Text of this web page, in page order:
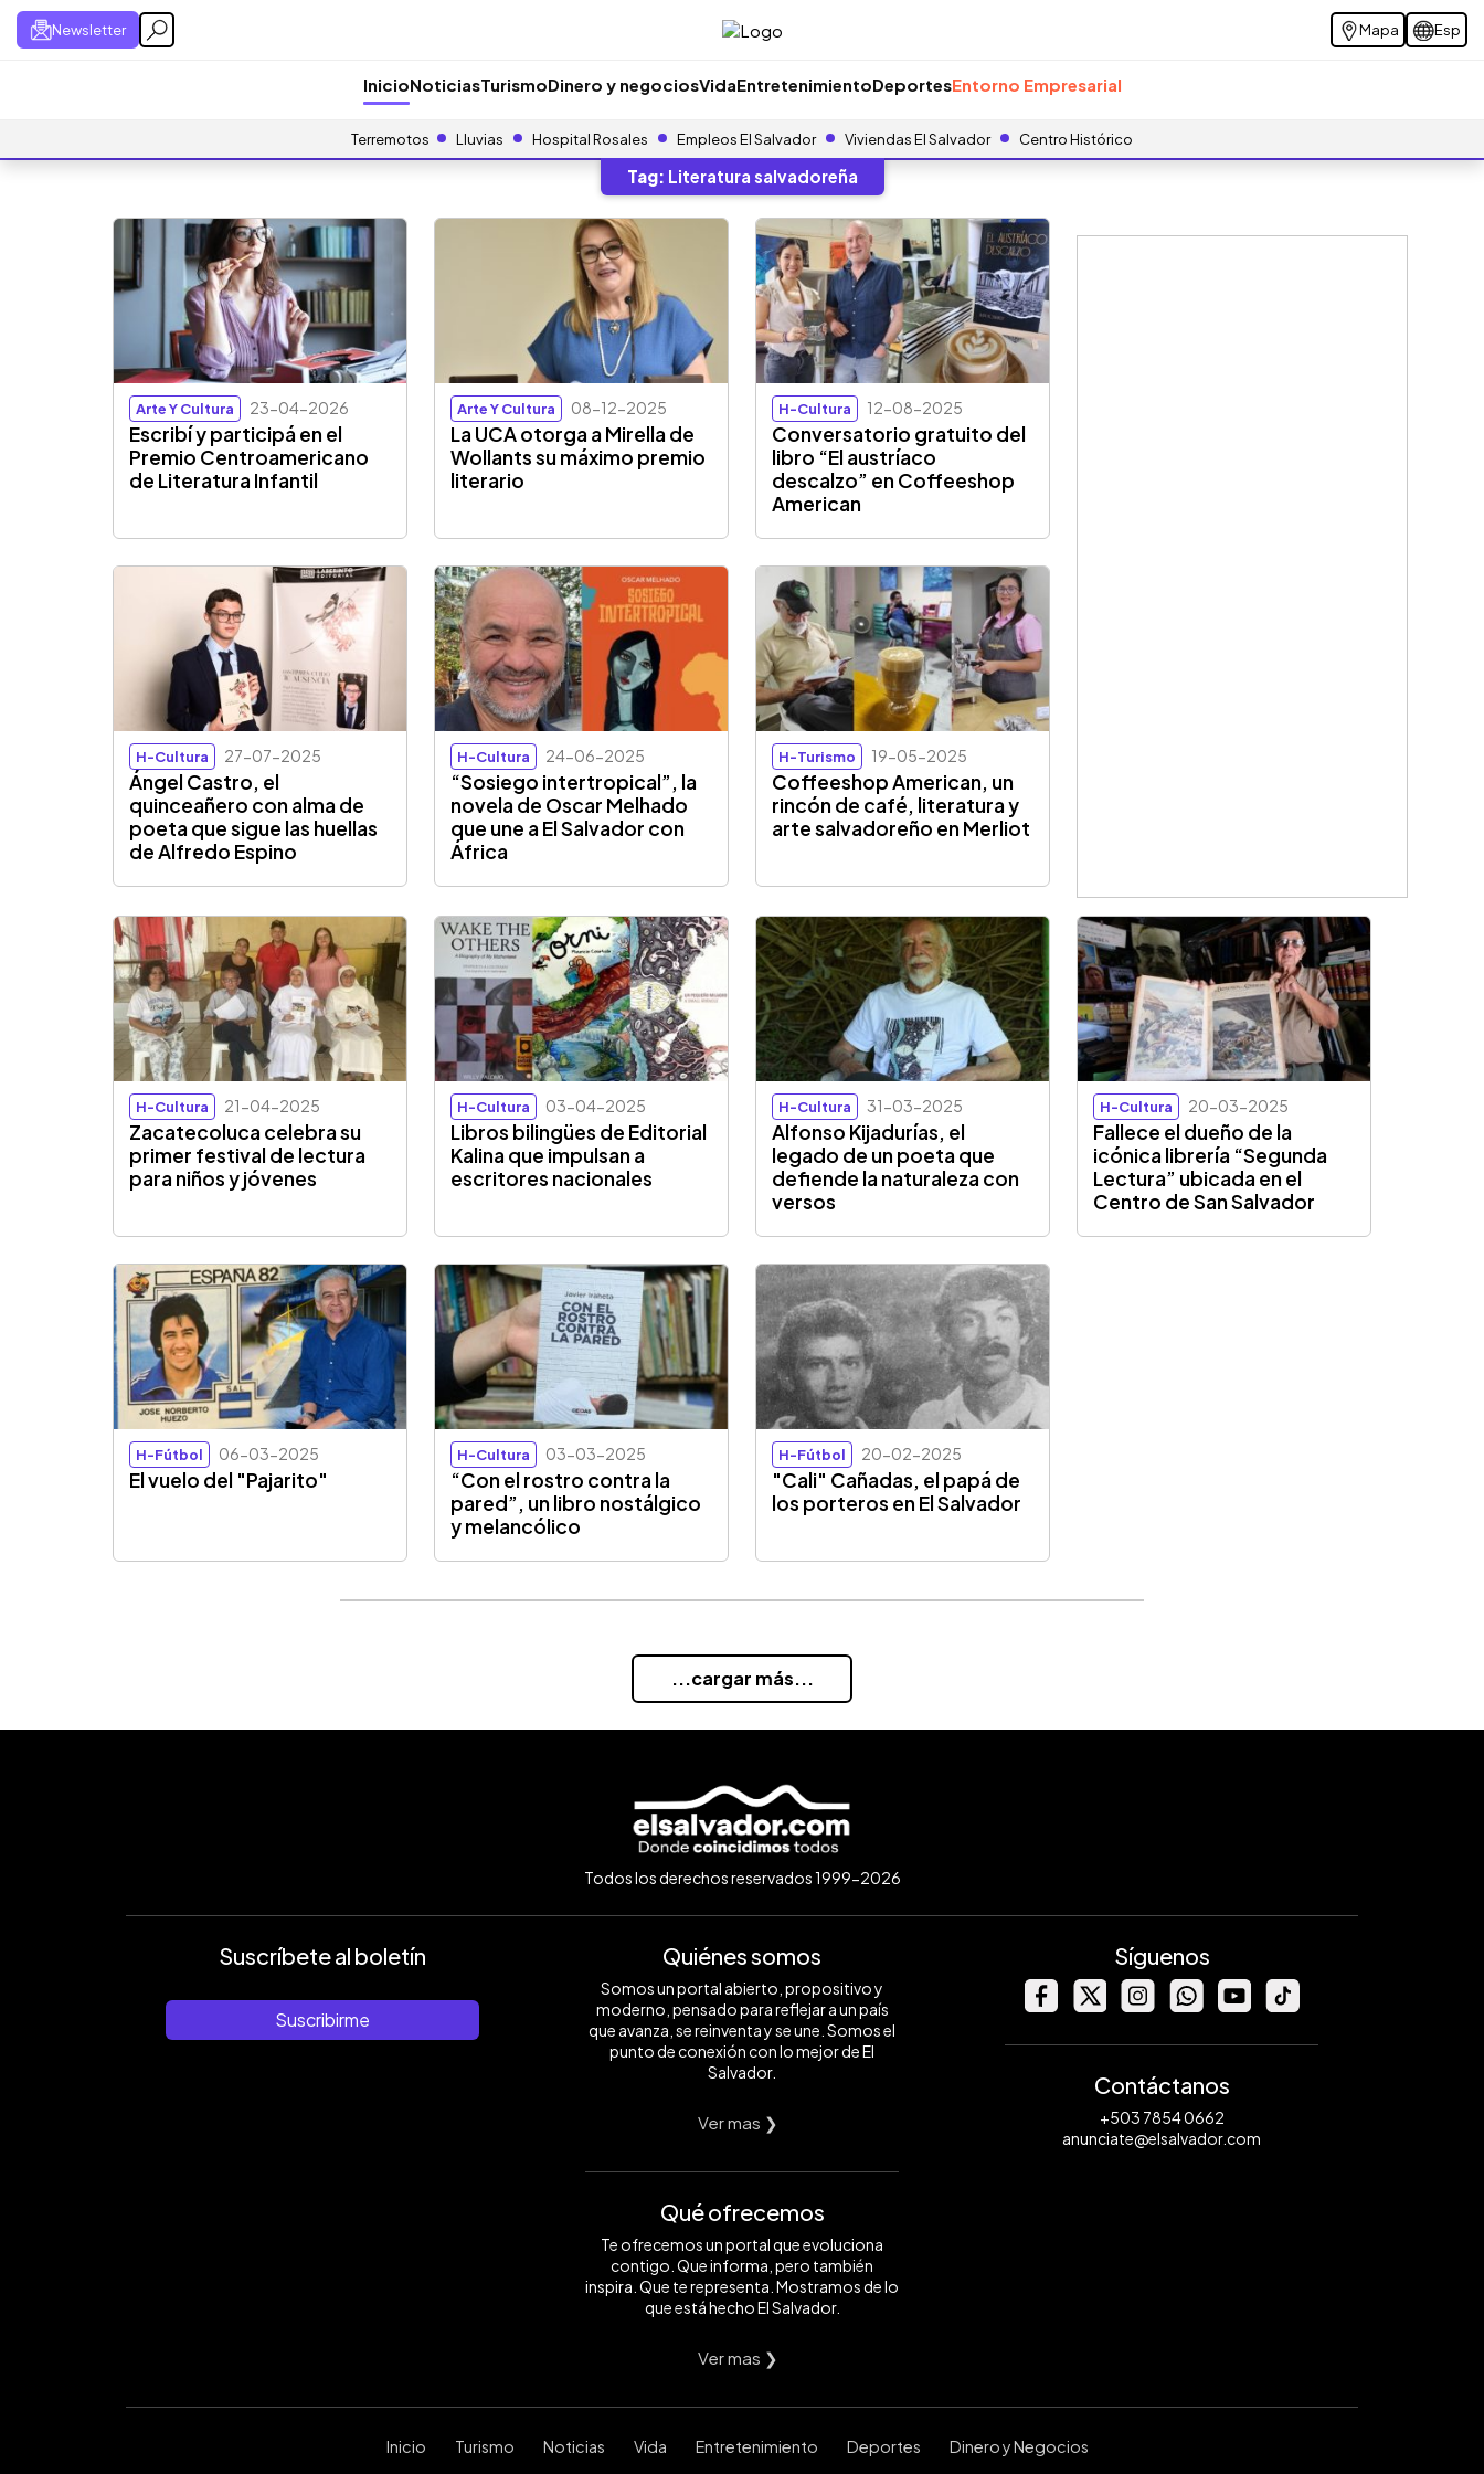
Newsletter Mapa Esp
InicioNoticiasTurismoDinero y negociosVidaEntretenimientoDeportesEntorno Empresarial
Terremotos Lluvias Hospital Rosales Empleos El Salvador Viviendas El Salvador Centro Histórico
Tag: Literatura salvadoreña
Arte Y Cultura 23-04-2026
Escribí y participá en el
Premio Centroamericano
de Literatura Infantil
Arte Y Cultura 08-12-2025
La UCA otorga a Mirella de
Wollants su máximo premio
literario
H-Cultura 12-08-2025
Conversatorio gratuito del
libro “El austríaco
descalzo” en Coffeeshop
American
H-Cultura 27-07-2025
Ángel Castro, el
quinceañero con alma de
poeta que sigue las huellas
de Alfredo Espino
H-Cultura 24-06-2025
“Sosiego intertropical”, la
novela de Oscar Melhado
que une a El Salvador con
África
H-Turismo 19-05-2025
Coffeeshop American, un
rincón de café, literatura y
arte salvadoreño en Merliot
H-Cultura 21-04-2025
Zacatecoluca celebra su
primer festival de lectura
para niños y jóvenes
H-Cultura 03-04-2025
Libros bilingües de Editorial
Kalina que impulsan a
escritores nacionales
H-Cultura 31-03-2025
Alfonso Kijadurías, el
legado de un poeta que
defiende la naturaleza con
versos
H-Cultura 20-03-2025
Fallece el dueño de la
icónica librería “Segunda
Lectura” ubicada en el
Centro de San Salvador
H-Fútbol 06-03-2025
El vuelo del "Pajarito"
H-Cultura 03-03-2025
“Con el rostro contra la
pared”, un libro nostálgico
y melancólico
H-Fútbol 20-02-2025
"Cali" Cañadas, el papá de
los porteros en El Salvador
...cargar más...
Todos los derechos reservados 1999-2026
Suscríbete al boletín
Suscribirme
Quiénes somos
Somos un portal abierto, propositivo y
moderno, pensado para reflejar a un país
que avanza, se reinventa y se une. Somos el
punto de conexión con lo mejor de El
Salvador.
Ver mas ❯
Qué ofrecemos
Te ofrecemos un portal que evoluciona
contigo. Que informa, pero también
inspira. Que te representa. Mostramos de lo
que está hecho El Salvador.
Ver mas ❯
Síguenos
Contáctanos
+503 7854 0662
anunciate@elsalvador.com
Inicio Turismo Noticias Vida Entretenimiento Deportes Dinero y Negocios